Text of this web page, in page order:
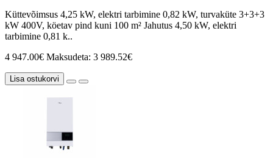
Küttevõimsus 4,25 kW, elektri tarbimine 0,82 kW, turvaküte 3+3+3
kW 400V, köetav pind kuni 100 m² Jahutus 4,50 kW, elektri
tarbimine 0,81 k..
4 947.00€ Maksudeta: 3 989.52€
Lisa ostukorvi